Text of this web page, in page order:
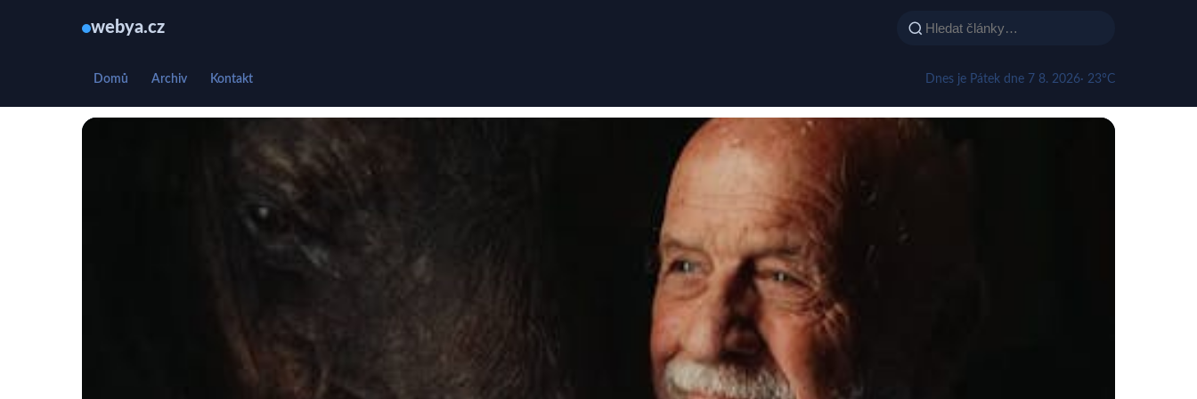
webya.cz
Domů Archiv Kontakt Dnes je Pátek dne 7 8. 2026· 23°C